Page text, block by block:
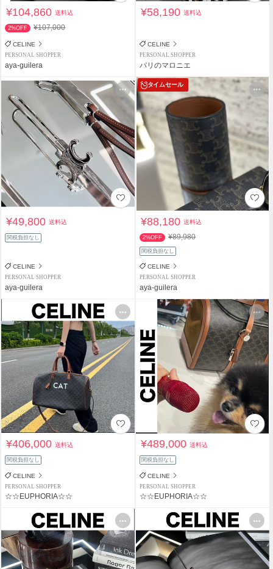
¥104,860送料込
2%OFF ¥107,000
CELINE
PERSONAL SHOPPER
aya-guilera
¥58,190送料込
CELINE
PERSONAL SHOPPER
パリのマロニエ
¥49,800送料込
関税負担なし
CELINE
PERSONAL SHOPPER
aya-guilera
タイムセール
¥88,180送料込
2%OFF ¥89,980
関税負担なし
CELINE
PERSONAL SHOPPER
aya-guilera
¥406,000送料込
関税負担なし
CELINE
PERSONAL SHOPPER
☆☆EUPHORIA☆☆
¥489,000送料込
関税負担なし
CELINE
PERSONAL SHOPPER
☆☆EUPHORIA☆☆